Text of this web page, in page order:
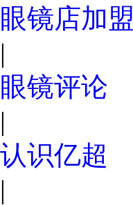
眼镜店加盟
|
眼镜评论
|
认识亿超
|